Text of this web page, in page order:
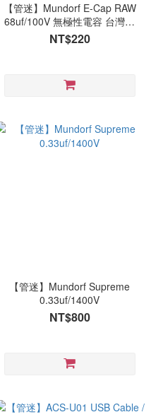
【管迷】Mundorf E-Cap RAW
68uf/100V 無極性電容 台灣代
理商公司貨
NT$220
【管迷】Mundorf Supreme
0.33uf/1400V
NT$800